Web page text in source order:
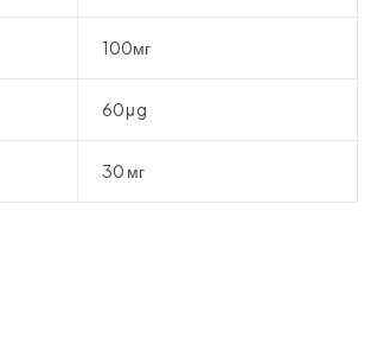
100мг
60μg
30 мг